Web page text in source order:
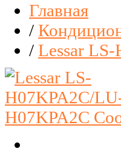
Главная
/
/ Lessar